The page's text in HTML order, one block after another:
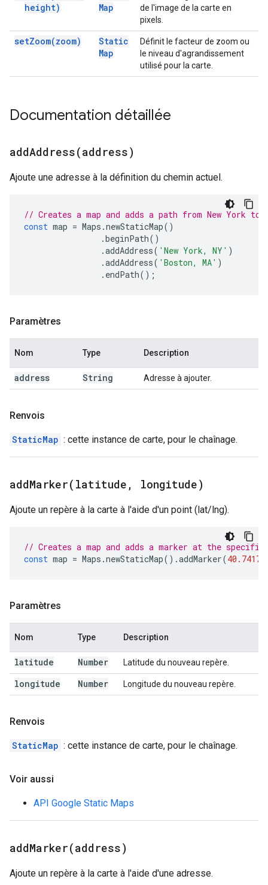
height)
Map
de l'image de la carte en
pixels.
setZoom(zoom)
Static
Map
Définit le facteur de zoom ou
le niveau d'agrandissement
utilisé pour la carte.
Documentation détaillée
addAddress(address)
Ajoute une adresse à la définition du chemin actuel.
// Creates a map and adds a path from New York to
const map = Maps .newStaticMap()
.beginPath()
.addAddress( 'New York, NY' )
.addAddress( 'Boston, MA' )
. endPath();
Paramètres
Nom Type Description
address String Adresse à ajouter.
Renvois
StaticMap : cette instance de carte, pour le chaînage.
addMarker( latitude , longitude)
Ajoute un repère à la carte à l'aide d'un point (lat/lng).
// Creates a map and adds a marker at the
const map = Maps .newStaticMap().addMarker(
Paramètres
Nom Type Description
latitude Number Latitude du nouveau repère.
longitude Number Longitude du nouveau repère.
Renvois
StaticMap : cette instance de carte, pour le chaînage.
Voir aussi
API Google Static Maps
addMarker(address)
Ajoute un repère à la carte à l'aide d'une adresse.